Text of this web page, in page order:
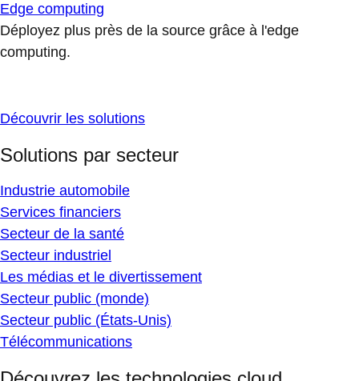
Edge computing
Déployez plus près de la source grâce à l'edge
computing.
Découvrir les solutions
Solutions par secteur
Industrie automobile
Services financiers
Secteur de la santé
Secteur industriel
Les médias et le divertissement
Secteur public (monde)
Secteur public (États-Unis)
Télécommunications